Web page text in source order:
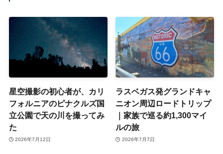
星空撮影の初心者が、カリ
フォルニアのピナクルズ国
立公園で天の川を撮ってみ
た
2026年7月12日
ラスベガス発グランドキャ
ニオン周辺ロードトリップ
｜家族で巡る約1,300マイ
ルの旅
2026年7月7日